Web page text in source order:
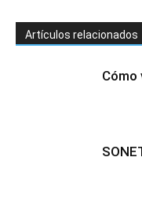
Artículos relacionados
Cómo